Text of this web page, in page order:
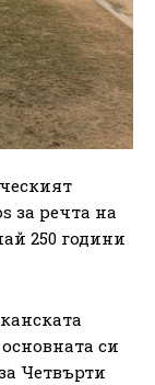
за речта на
250 години
си
Четвърти